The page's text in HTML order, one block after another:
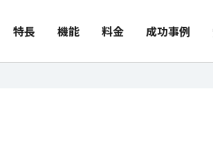
特長 機能 料金 成功事例